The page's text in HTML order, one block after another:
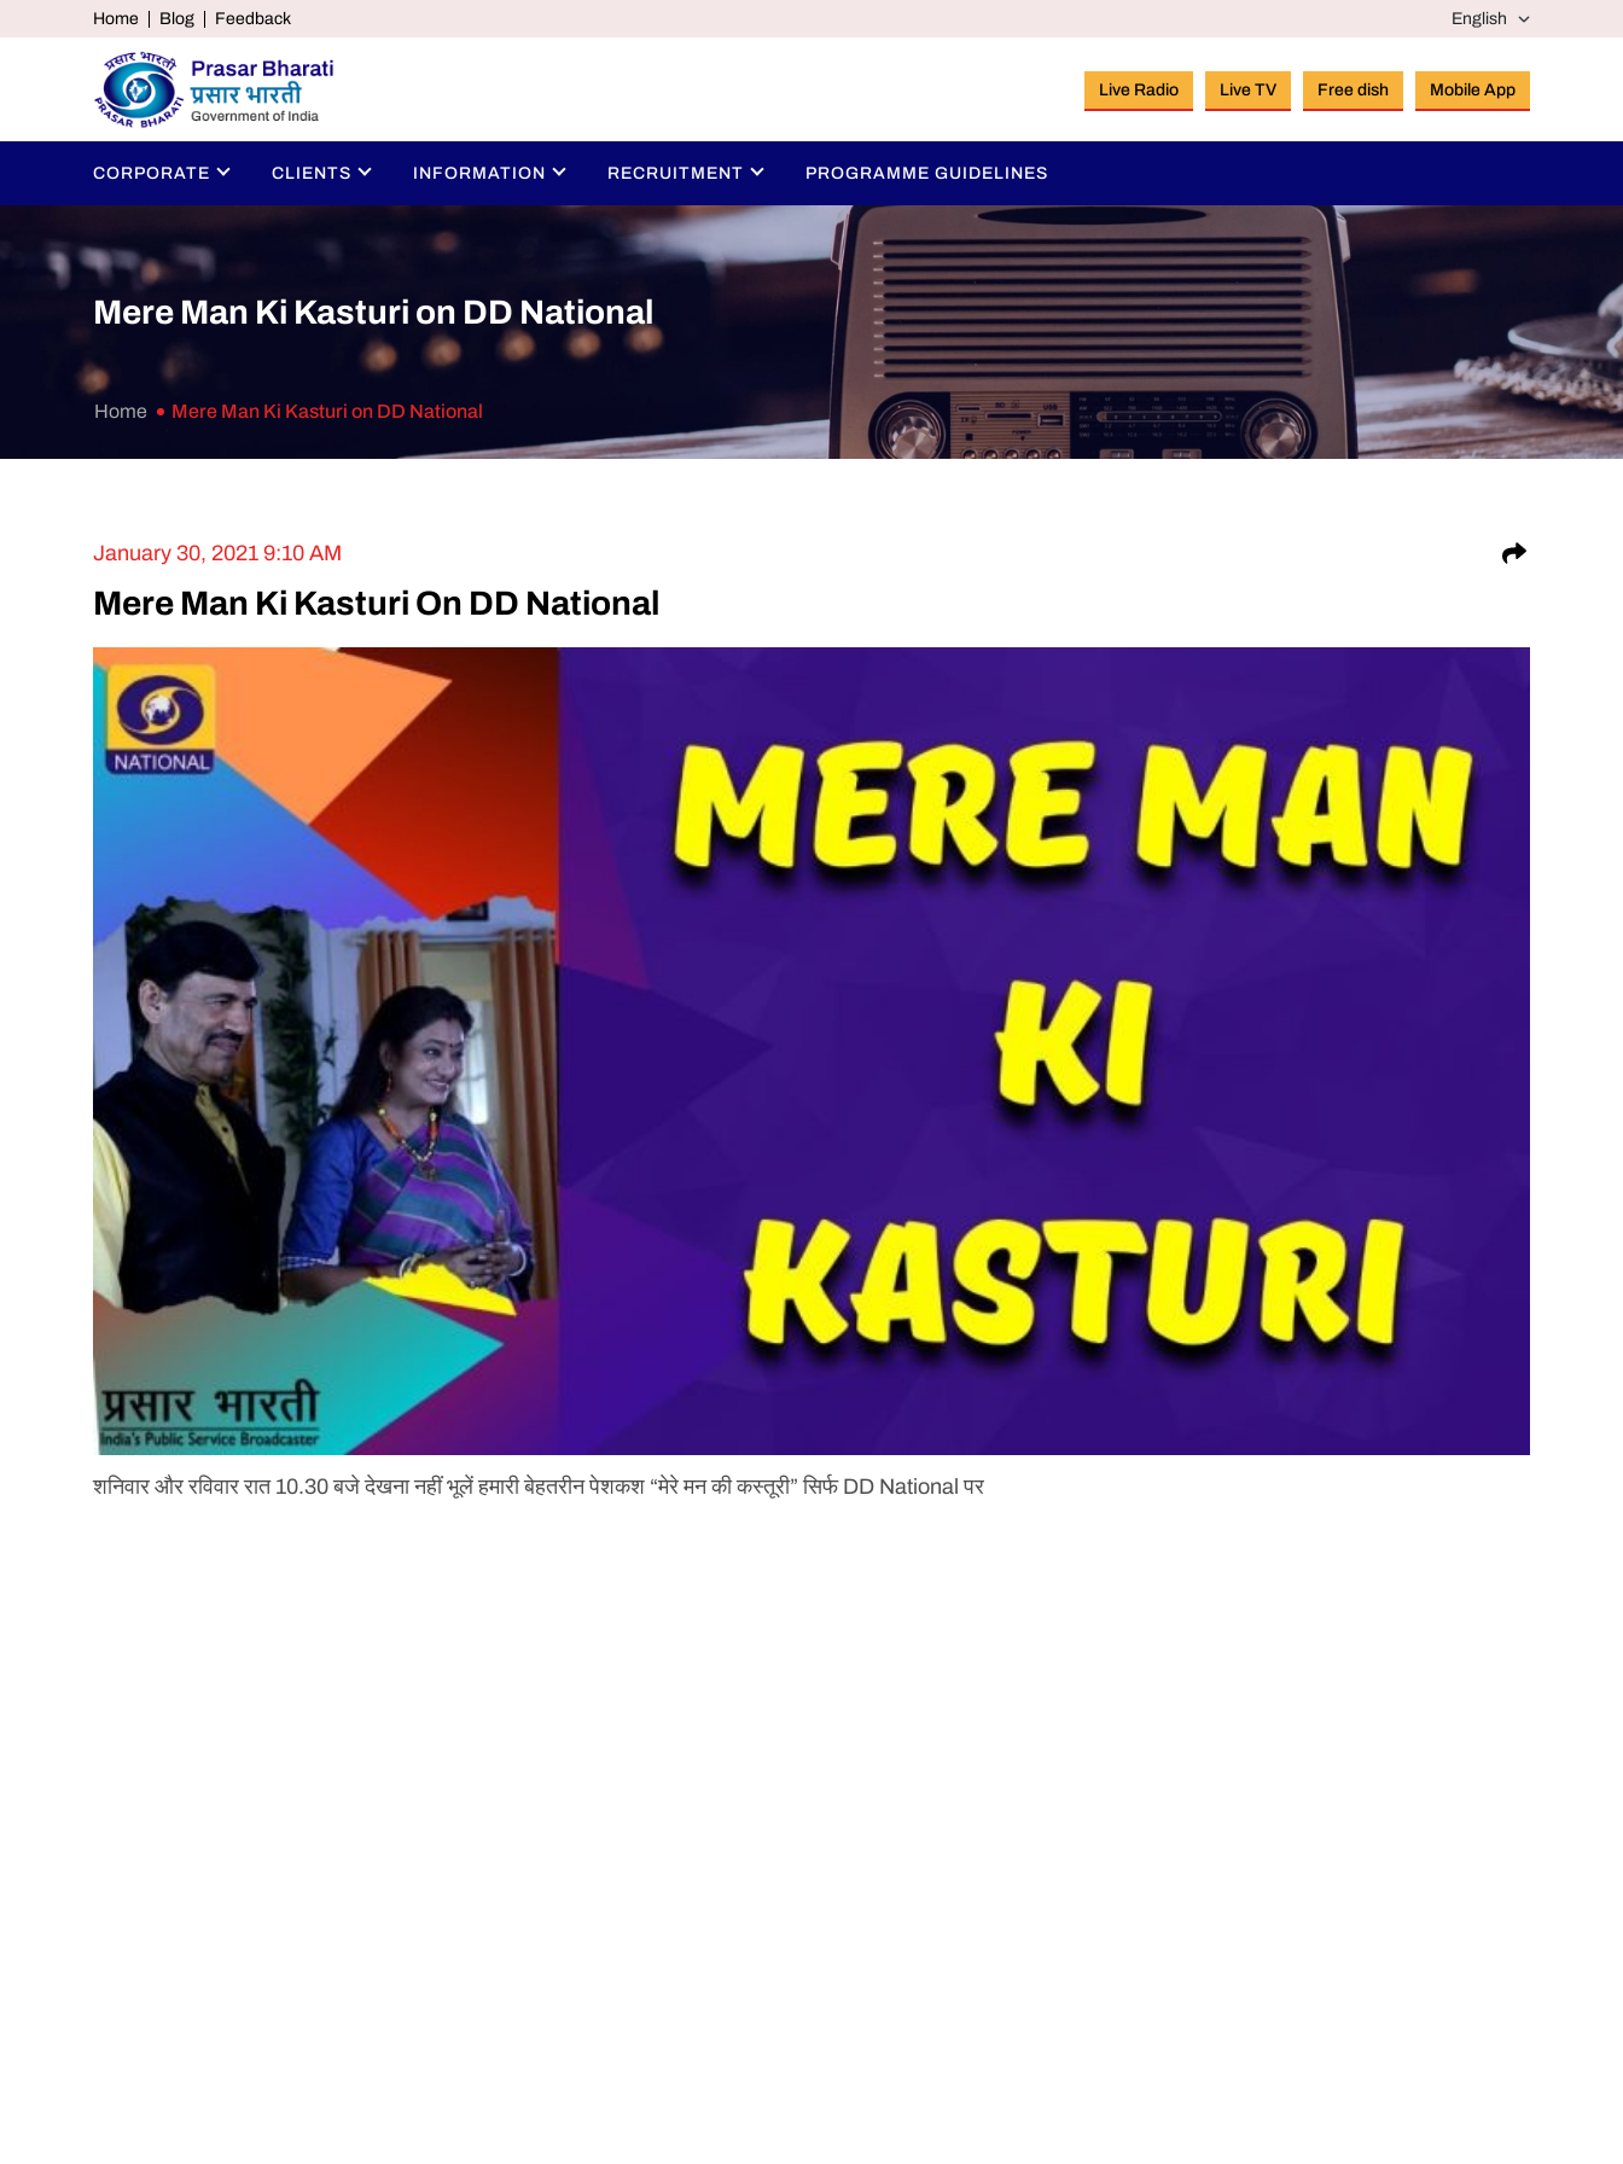
Home Blog Feedback
Live Radio Live TV Free dish Mobile App
CORPORATE CLIENTS INFORMATION RECRUITMENT PROGRAMME GUIDELINES
Mere Man Ki Kasturi on DD National
Home Mere Man Ki Kasturi on DD National
January 30, 2021 9:10 AM
Mere Man Ki Kasturi On DD National
शनिवार और रविवार रात 10.30 बजे देखना नहीं भूलें हमारी बेहतरीन पेशकश “मेरे मन की कस्तूरी” सिर्फ DD National पर